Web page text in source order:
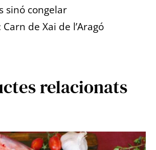
sinó congelar
de Xai de l’Aragó
relacionats